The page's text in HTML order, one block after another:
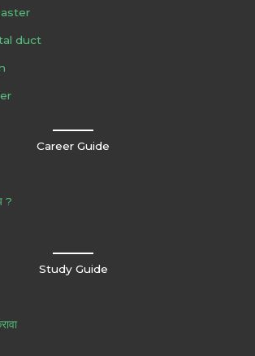
duct
Career Guide
?
Study Guide